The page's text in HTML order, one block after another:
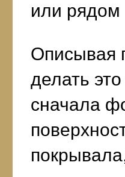
или рядом
Описывая
делать
сначала